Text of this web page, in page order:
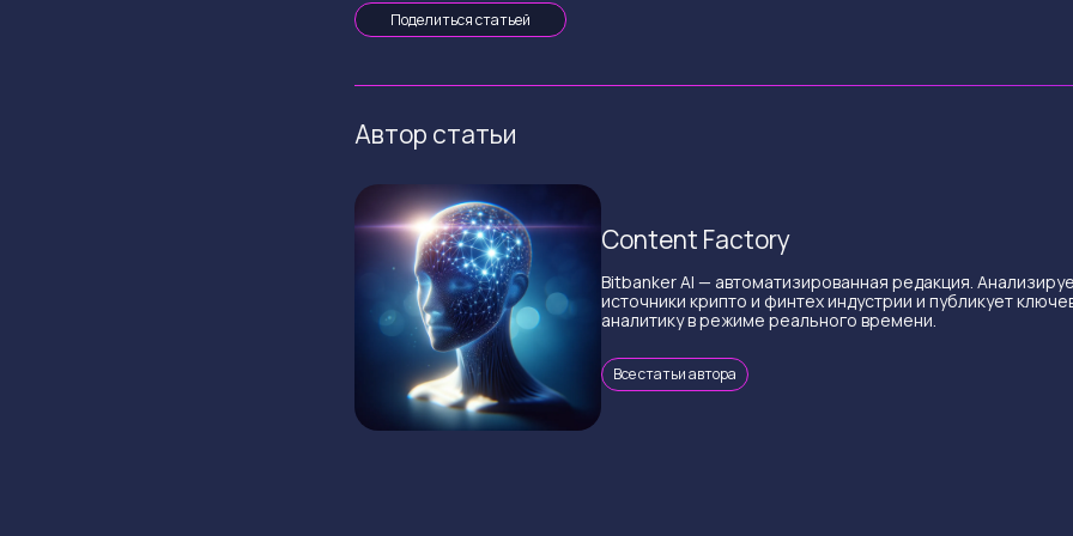
Поделиться статьей
Автор статьи
Content Factory
Bitbanker AI — автоматизированная редакция.
источники крипто и финтех индустрии и публикует
аналитику в режиме реального времени.
Все статьи автора